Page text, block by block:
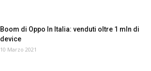
Boom di Oppo In Italia: venduti oltre 1 mln di
device
10 Marzo 2021